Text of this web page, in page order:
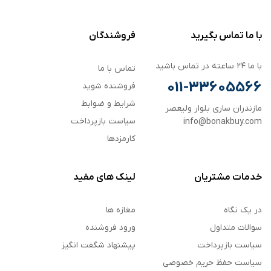
با ما تماس بگیرید
با ما ۲۴ ساعته در تماس باشید
011-33605566
مازندران ساری بلوار ولیعصر
info@bonakbuy.com
فروشندگان
تماس با ما
فروشنده شوید
شرایط و ضوابط
سیاست بازپرداخت
کارمزدها
خدمات مشتریان
در یک نگاه
سوالات متداول
سیاست بازپرداخت
سیاست حفظ حریم خصوصی
لینک های مفید
مغازه ها
ورود فروشنده
پیشنهاد شگفت انگیز